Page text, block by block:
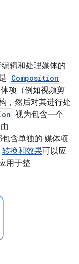
辑和处理媒体的
Composition
项（例如视频剪
，然后对其进行处
视为包含一个
含单独的 媒体项
转换和效果可以应
用于整